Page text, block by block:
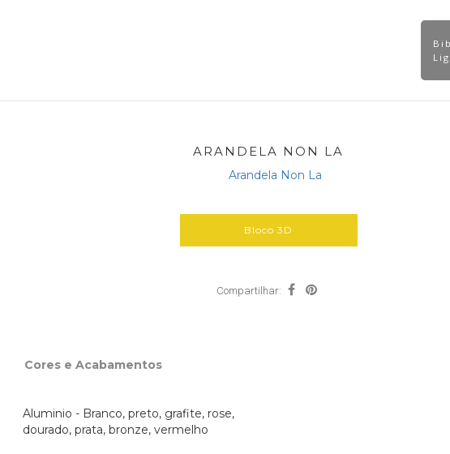
ARANDELA NON LA
Bloco 3D
Compartilhar:
Cores e Acabamentos
Aluminio - Branco, preto, grafite, rose,
dourado, prata, bronze, vermelho